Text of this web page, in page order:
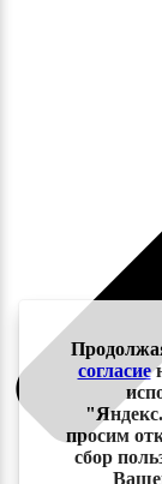
согласие
просим
сбор